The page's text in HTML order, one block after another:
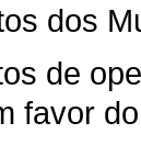
dos
de
favor